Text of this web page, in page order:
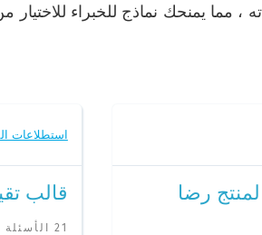
، مما يمنحك نماذج للخبراء للاختيار
رضا
استطلاعات
قالب
21 الأسئلة